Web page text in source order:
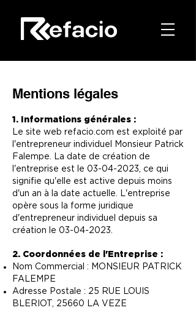
Mentions légales
1. Informations générales :
Le site web refacio.com est exploité par
l'entrepreneur individuel Monsieur Patrick
Falempe. La date de création de
l'entreprise est le 03-04-2023, ce qui
signifie qu'elle est active depuis moins
d'un an à la date actuelle. L'entreprise
opère sous la forme juridique
d'entrepreneur individuel depuis sa
création le 03-04-2023.
2. Coordonnées de l'Entreprise :
Nom Commercial : MONSIEUR PATRICK
FALEMPE
Adresse Postale : 25 RUE LOUIS
BLERIOT, 25660 LA VEZE